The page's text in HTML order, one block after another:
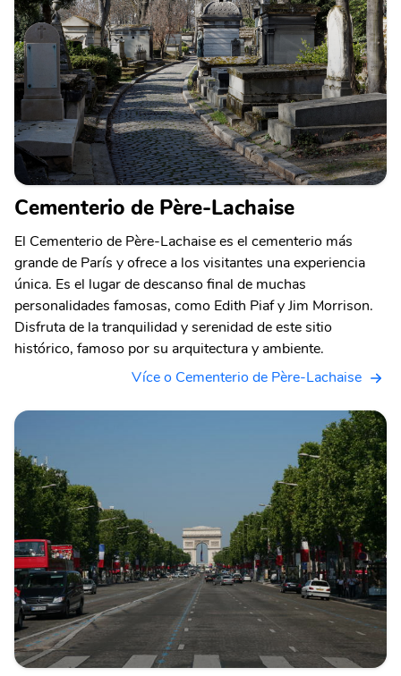
Cementerio de Père-Lachaise
El Cementerio de Père-Lachaise es el cementerio más
grande de París y ofrece a los visitantes una experiencia
única. Es el lugar de descanso final de muchas
personalidades famosas, como Edith Piaf y Jim Morrison.
Disfruta de la tranquilidad y serenidad de este sitio
histórico, famoso por su arquitectura y ambiente.
Více o Cementerio de Père-Lachaise